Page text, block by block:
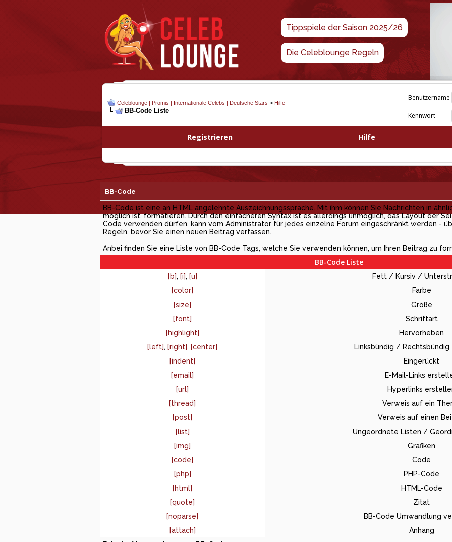
Tippspiele der Saison 2025/26
Die Celeblounge Regeln
Celeblounge | Promis | Internationale Celebs | Deutsche Stars > Hilfe
BB-Code Liste
Benutzername
Kennwort
Registrieren Hilfe
BB-Code
BB-Code ist eine an HTML angelehnte Auszeichnungssprache. Mit ihm können Sie Nachrichten in
möglich ist, formatieren. Durch den einfacheren Syntax ist es allerdings unmöglich, das Layout der
Code verwenden dürfen, kann vom Administrator für jedes einzelne Forum eingeschränkt werden -
Regeln, bevor Sie einen neuen Beitrag verfassen.
Anbei finden Sie eine Liste von BB-Code Tags, welche Sie verwenden können, um Ihren Beitrag zu
BB-Code Liste
[b], [i], [u]
Fett / Kursiv /
[color]
Farbe
[size]
Größe
[font]
Schriftart
[highlight]
Hervorheben
[left], [right], [center]
Linksbündig /
[indent]
Eingerückt
[email]
E-Mail-Links
[url]
Hyperlinks
[thread]
Verweis auf ein
[post]
Verweis auf einen
[list]
Ungeordnete Listen /
[img]
Grafiken
[code]
Code
[php]
PHP-Code
[html]
HTML-Code
[quote]
Zitat
[noparse]
BB-Code Umwandlung
[attach]
Anhang